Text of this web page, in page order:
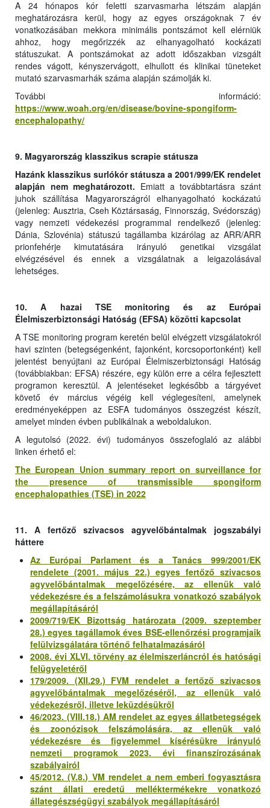
A 24 hónapos kór feletti szarvasmarha létszám alapján
meghatározásra kerül, hogy az egyes országoknak 7 év
vonatkozásában mekkora minimális pontszámot kell elérniük
ahhoz, hogy megőrizzék az elhanyagolható kockázati
státuszukat. A pontszámokat az adott időszakban vizsgált
rendes vágott, kényszervágott, elhullott és klinikai tüneteket
mutató szarvasmarhák száma alapján számolják ki.
További információ:
https://www.woah.org/en/disease/bovine-spongiform-
encephalopathy/
9. Magyarország klasszikus scrapie státusza
Hazánk klasszikus surlókór státusza a 2001/999/EK rendelet
alapján nem meghatározott. Emiatt a továbbtartásra szánt
juhok szállítása Magyarországról elhanyagolható kockázatú
(jelenleg: Ausztria, Cseh Köztársaság, Finnország, Svédország)
vagy nemzeti védekezési programmal rendelkező (jelenleg:
Dánia, Szlovénia) státuszú tagállamba kizárólag az ARR/ARR
prionfehérje kimutatására irányuló genetikai vizsgálat
elvégzésével és ennek a vizsgálatnak a leigazolásával
lehetséges.
10. A hazai TSE monitoring és az Európai
Élelmiszerbiztonsági Hatóság (EFSA) közötti kapcsolat
A TSE monitoring program keretén belül elvégzett vizsgálatokról
havi szinten (betegségenként, fajonként, korcsoportonként) kell
jelentést benyújtani az Európai Élelmiszerbiztonsági Hatóság
(továbbiakban: EFSA) részére, egy külön erre a célra fejlesztett
programon keresztül. A jelentéseket legkésőbb a tárgyévet
követő év március végéig kell véglegesíteni, amelynek
eredményeképpen az ESFA tudományos összegzést készít,
amelyet minden évben publikálnak a weboldalukon.
A legutolsó (2022. évi) tudományos összefoglaló az alábbi
linken érhető el:
The European Union summary report on surveillance for
the presence of transmissible spongiform
encephalopathies (TSE) in 2022
11. A fertőző szivacsos agyvelőbántalmak jogszabályi
háttere
Az Európai Parlament és a Tanács 999/2001/EK
rendelete (2001. május 22.) egyes fertőző szivacsos
agyvelőbántalmak megelőzésére, az ellenük való
védekezésre és a felszámolásukra vonatkozó szabályok
megállapításáról
2009/719/EK Bizottság határozata (2009. szeptember
28.) egyes tagállamok éves BSE-ellenőrzési programjaik
felülvizsgálatára történő felhatalmazásáról
2008. évi XLVI. törvény az élelmiszerláncról és hatósági
felügyeletéről
179/2009. (XII.29.) FVM rendelet a fertőző szivacsos
agyvelőbántalmak megelőzéséről, az ellenük való
védekezésről, illetve leküzdésükről
46/2023. (VIII.18.) AM rendelet az egyes állatbetegségek
és zoonózisok felszámolására, az ellenük való
védekezésre és figyelemmel kísérésükre irányuló
nemzeti programok 2023. évi finanszírozásának
szabályairól
45/2012. (V.8.) VM rendelet a nem emberi fogyasztásra
szánt állati eredetű melléktermékekre vonatkozó
állategészségügyi szabályok megállapításáról